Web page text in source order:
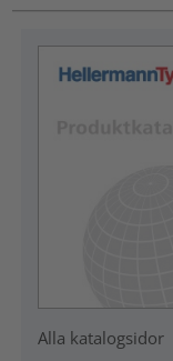
Alla katalogsidor